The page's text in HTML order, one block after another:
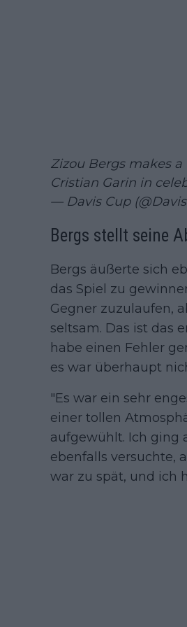
Zizou Bergs makes
Cristian Garin in
— Davis Cup
Bergs stellt seine
Bergs äußerte sich
das Spiel zu
Gegner zuzulaufen,
seltsam. Das ist das
habe einen Fehler
es war überhaupt
"Es war ein sehr
einer tollen
aufgewühlt. Ich ging
ebenfalls versuchte,
war zu spät, und ich